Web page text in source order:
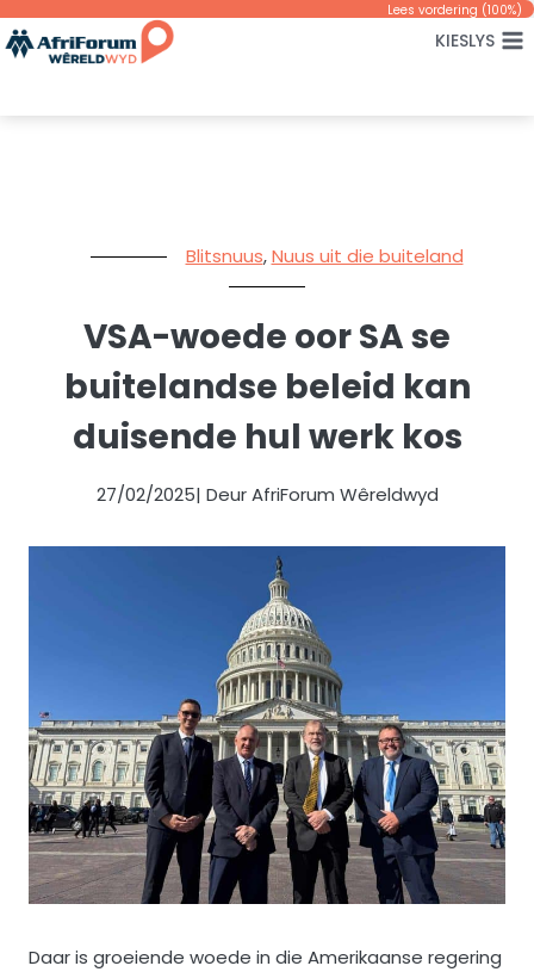
Skip
to
Lees vordering (100%)
KIESLYS
Blitsnuus, Nuus uit die buiteland
VSA-woede oor SA se
buitelandse beleid kan
duisende hul werk kos
27/02/2025| Deur AfriForum Wêreldwyd
Daar is groeiende woede in die Amerikaanse regering